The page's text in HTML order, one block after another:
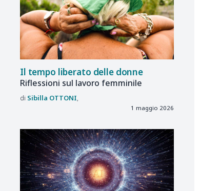
Il tempo liberato delle donne
Riflessioni sul lavoro femminile
Sibilla OTTONI
1 maggio 2026